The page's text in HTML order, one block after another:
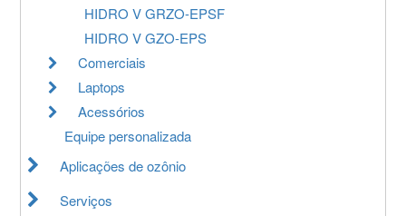
HIDRO V GRZO-EPSF
HIDRO V GZO-EPS
Comerciais
Laptops
Acessórios
Equipe personalizada
Aplicações de ozônio
Serviços